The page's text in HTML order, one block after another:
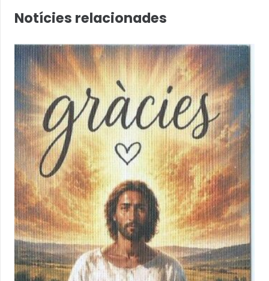
Notícies relacionades